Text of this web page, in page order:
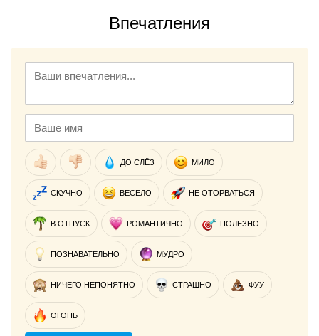
Впечатления
ДО СЛЁЗ МИЛО
СКУЧНО ВЕСЕЛО НЕ ОТОРВАТЬСЯ
В ОТПУСК РОМАНТИЧНО ПОЛЕЗНО
ПОЗНАВАТЕЛЬНО МУДРО
НИЧЕГО НЕПОНЯТНО СТРАШНО ФУУ
ОГОНЬ